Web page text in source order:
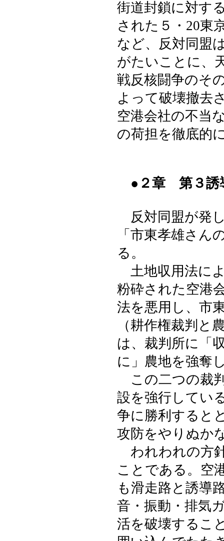
街道封鎖に対す
された５・20東
など、反対同盟
がたいことに、
戦反核闘争のそ
よって破壊撤去
空港会社の不当
の荷担を徹底的
●２章 第３誘
反対同盟が発
「市東孝雄さん
る。
土地収用法に
粉砕された空港
法を悪用し、市
（耕作権裁判と
は、裁判所に「
に」農地を強奪
この二つの裁
設を強行してい
争に勝利すると
攻防をやりぬか
われわれの方
ことである。空
も滑走路と誘導
音・振動・排気
活を破壊するこ